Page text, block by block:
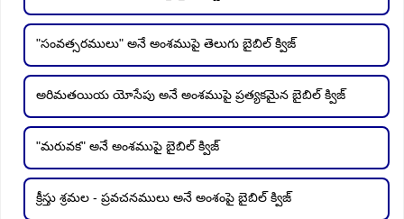
"సంవత్సరములు" అనే అంశముపై తెలుగు బైబిల్ క్విజ్
అరిమతయియ యోసేపు అనే అంశముపై ప్రత్యకమైన బైబిల్ క్విజ్
"మరువక" అనే అంశముపై బైబిల్ క్విజ్
క్రీస్తు శ్రమల - ప్రవచనములు అనే అంశంపై బైబిల్ క్విజ్